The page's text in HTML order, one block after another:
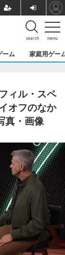
menu
search
ーム 家庭用ゲー
ィル・スペ
オフのなか
真・画像